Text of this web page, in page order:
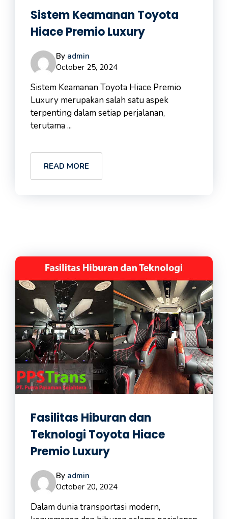
Sistem Keamanan Toyota
Hiace Premio Luxury
By admin
October 25, 2024
Sistem Keamanan Toyota Hiace Premio
Luxury merupakan salah satu aspek
terpenting dalam setiap perjalanan,
terutama ...
READ MORE
Fasilitas Hiburan dan
Teknologi Toyota Hiace
Premio Luxury
By admin
October 20, 2024
Dalam dunia transportasi modern,